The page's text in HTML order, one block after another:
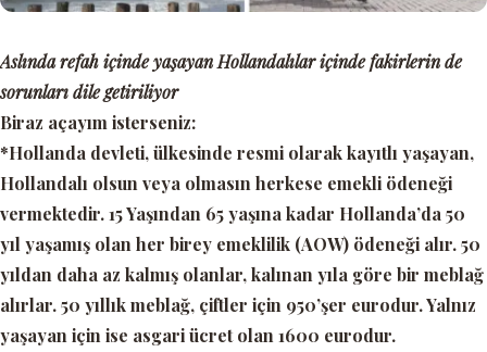
Aslında refah içinde yaşayan Hollandalılar içinde fakirlerin de
sorunları dile getiriliyor
Biraz açayım isterseniz:
*Hollanda devleti, ülkesinde resmi olarak kayıtlı yaşayan,
Hollandalı olsun veya olmasın herkese emekli ödeneği
vermektedir. 15 Yaşından 65 yaşına kadar Hollanda’da 50
yıl yaşamış olan her birey emeklilik (AOW) ödeneği alır. 50
yıldan daha az kalmış olanlar, kalınan yıla göre bir meblağ
alırlar. 50 yıllık meblağ, çiftler için 950’şer eurodur. Yalnız
yaşayan için ise asgari ücret olan 1600 eurodur.